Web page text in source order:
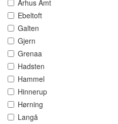
Århus Amt
Ebeltoft
Galten
Gjern
Grenaa
Hadsten
Hammel
Hinnerup
Hørning
Langå